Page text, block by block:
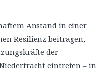
Anstand in einer
Resilienz beitragen,
der
eintreten – in